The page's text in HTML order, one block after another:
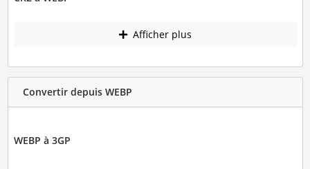
Afficher plus
Convertir depuis WEBP
WEBP à 3GP